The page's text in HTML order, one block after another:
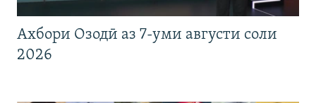
Ахбори Озодӣ аз 7-уми августи соли
2026